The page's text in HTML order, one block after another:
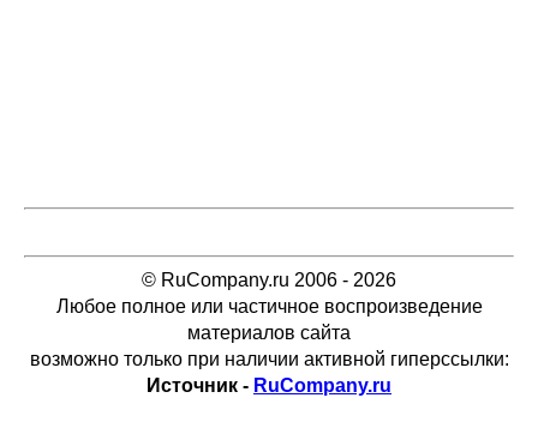
© RuCompany.ru 2006 - 2026
Любое полное или частичное воспроизведение
материалов сайта
возможно только при наличии активной гиперссылки:
Источник - RuCompany.ru